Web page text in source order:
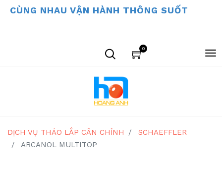
CÙNG NHAU VẬN HÀNH THÔNG SUỐT
0
DỊCH VỤ THÁO LẮP CÂN CHỈNH
SCHAEFFLER
ARCANOL MULTITOP